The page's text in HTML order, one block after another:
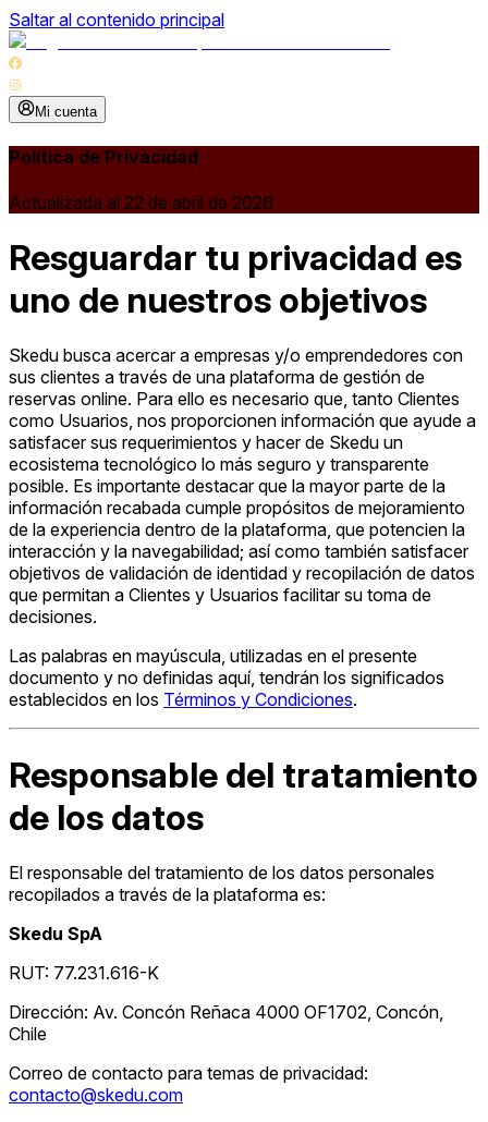
Saltar al contenido principal
Mi cuenta
Política de Privacidad
Actualizada al 22 de abril de 2026
Resguardar tu privacidad es
uno de nuestros objetivos
Skedu busca acercar a empresas y/o emprendedores con
sus clientes a través de una plataforma de gestión de
reservas online. Para ello es necesario que, tanto Clientes
como Usuarios, nos proporcionen información que ayude a
satisfacer sus requerimientos y hacer de Skedu un
ecosistema tecnológico lo más seguro y transparente
posible. Es importante destacar que la mayor parte de la
información recabada cumple propósitos de mejoramiento
de la experiencia dentro de la plataforma, que potencien la
interacción y la navegabilidad; así como también satisfacer
objetivos de validación de identidad y recopilación de datos
que permitan a Clientes y Usuarios facilitar su toma de
decisiones.
Las palabras en mayúscula, utilizadas en el presente
documento y no definidas aquí, tendrán los significados
establecidos en los Términos y Condiciones.
Responsable del tratamiento
de los datos
El responsable del tratamiento de los datos personales
recopilados a través de la plataforma es:
Skedu SpA
RUT: 77.231.616-K
Dirección: Av. Concón Reñaca 4000 OF1702, Concón,
Chile
Correo de contacto para temas de privacidad:
contacto@skedu.com